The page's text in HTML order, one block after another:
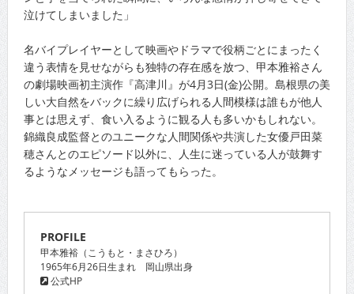
泣けてしまいました」
名バイプレイヤーとして映画やドラマで役柄ごとにまったく
違う表情を見せながらも独特の存在感を放つ、甲本雅裕さん
の劇場映画初主演作『高津川』が4月3日(金)公開。島根県の美
しい大自然をバックに繰り広げられる人間模様は誰もが他人
事とは思えず、食い入るように観る人も多いかもしれない。
錦織良成監督とのユニークな人間関係や共演した女優戸田菜
穂さんとのエピソード以外に、人生に迷っている人が鼓舞す
るようなメッセージも語ってもらった。
PROFILE
甲本雅裕（こうもと・まさひろ）
1965年6月26日生まれ 岡山県出身
公式HP